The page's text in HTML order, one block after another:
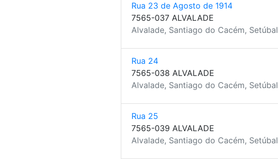
Rua 23 de Agosto de 1914
7565-037 ALVALADE
Alvalade, Santiago do Cacém, Setúbal
Rua 24
7565-038 ALVALADE
Alvalade, Santiago do Cacém, Setúbal
Rua 25
7565-039 ALVALADE
Alvalade, Santiago do Cacém, Setúbal